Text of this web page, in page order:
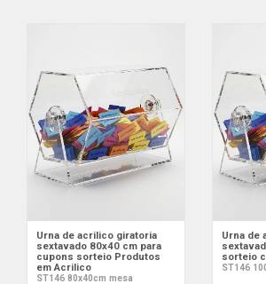
Urna de acrilico giratoria
sextavado 80x40 cm para
cupons sorteio Produtos
em Acrilico
ST146 80x40cm mesa
Urna de
sorteio
ST146